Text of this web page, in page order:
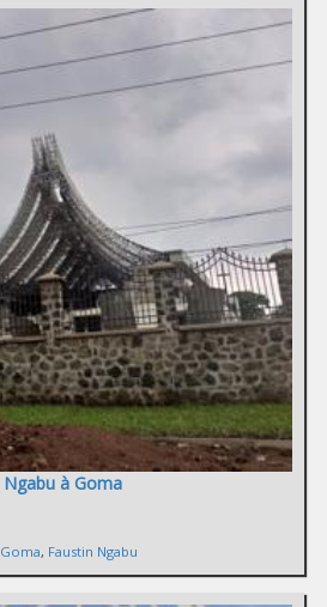
à Goma
Goma, Faustin Ngabu